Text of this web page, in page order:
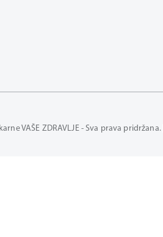
VAŠE ZDRAVLJE - Sva prava pridržana. |